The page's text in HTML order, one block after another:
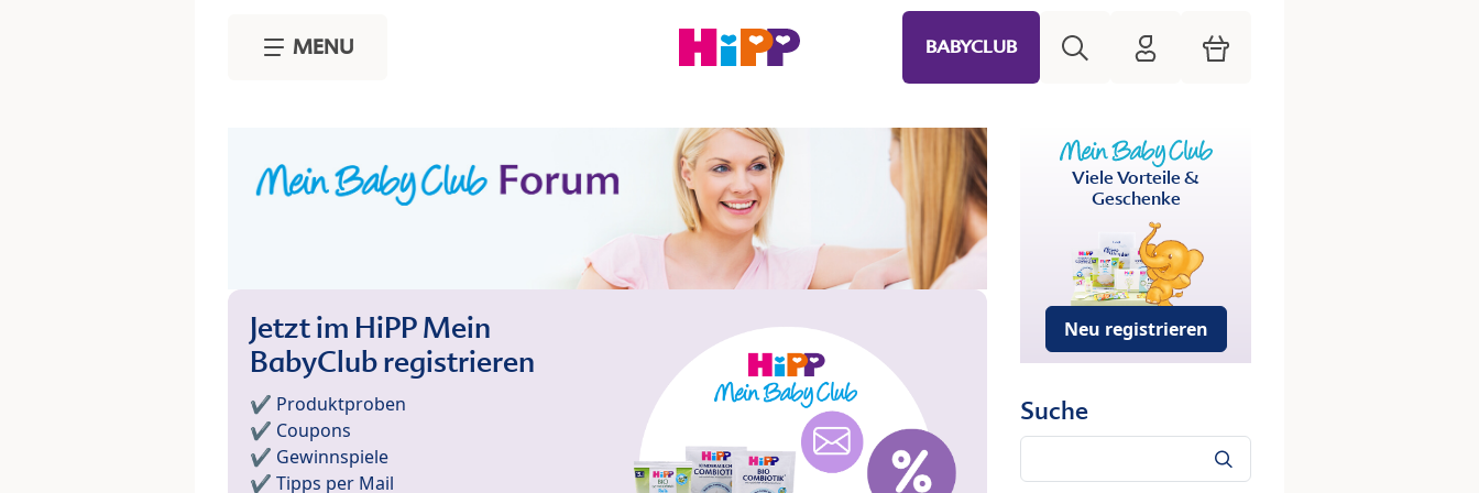
MENU BABYCLUB HiPP Mein Babyclub
Warenkorb
Jetzt im HiPP Mein
BabyClub registrieren
✔️ Produktproben
✔️ Coupons
✔️ Gewinnspiele
✔️ Tipps per Mail
Viele Vorteile &
Geschenke
Neu registrieren
Suche